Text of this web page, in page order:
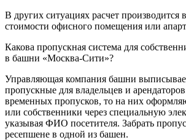
В других ситуациях расчет производится
стоимости офисного помещения или
Какова пропускная система для
в башни «Москва-Сити»?
Управляющая компания башни
пропускные для владельцев и
временных пропусков, то на них
или собственники через специальную
указывая ФИО посетителя. Забрать
ресепшене в одной из башен.